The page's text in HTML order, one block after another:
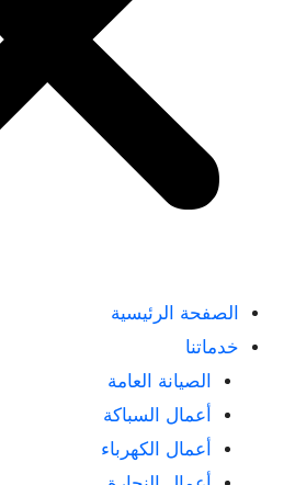
الصفحة الرئيسية
خدماتنا
الصيانة العامة
أعمال السباكة
أعمال الكهرباء